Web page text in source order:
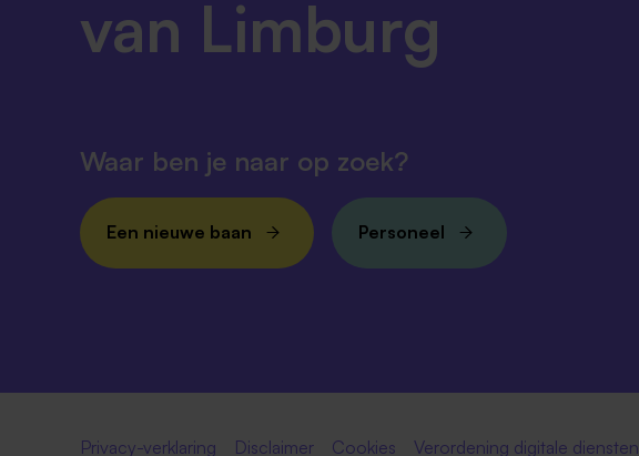
van Limburg
Waar ben je naar op zoek?
Een nieuwe baan Personeel
Privacy-verklaring Disclaimer Cookies Verordening digitale diensten